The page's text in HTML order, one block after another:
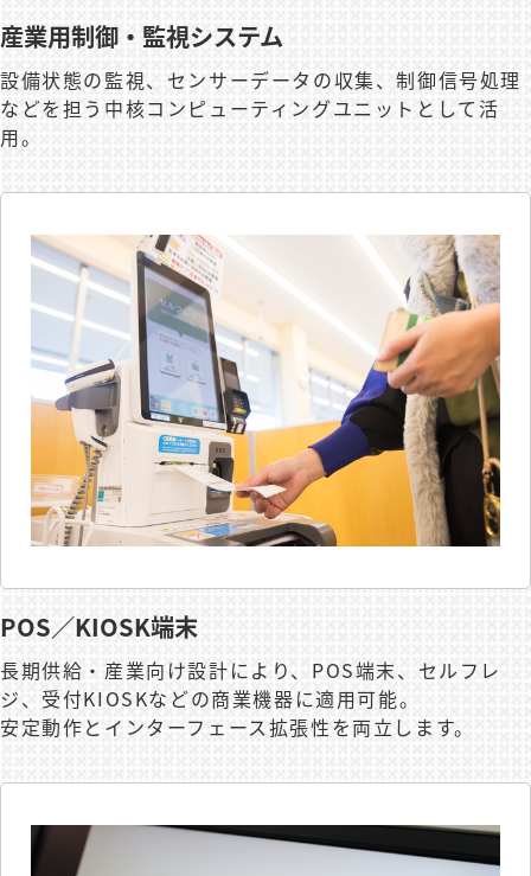
産業用制御・監視システム
設備状態の監視、センサーデータの収集、制御信号処理
などを担う中核コンピューティングユニットとして活
用。
POS／KIOSK端末
長期供給・産業向け設計により、POS端末、セルフレ
ジ、受付KIOSKなどの商業機器に適用可能。
安定動作とインターフェース拡張性を両立します。